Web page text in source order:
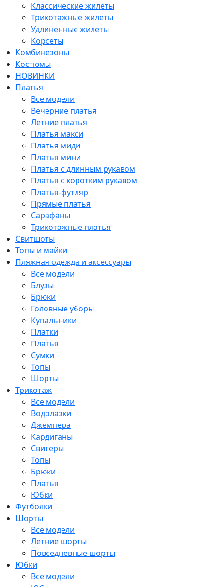
Классические жилеты
Трикотажные жилеты
Удлиненные жилеты
Корсеты
Комбинезоны
Костюмы
НОВИНКИ
Платья
Все модели
Вечерние платья
Летние платья
Платья макси
Платья миди
Платья мини
Платья с длинным рукавом
Платья с коротким рукавом
Платья-футляр
Прямые платья
Сарафаны
Трикотажные платья
Свитшоты
Топы и майки
Пляжная одежда и аксессуары
Все модели
Блузы
Брюки
Головные уборы
Купальники
Платки
Платья
Сумки
Топы
Шорты
Трикотаж
Все модели
Водолазки
Джемпера
Кардиганы
Свитеры
Топы
Брюки
Платья
Юбки
Футболки
Шорты
Все модели
Летние шорты
Повседневные шорты
Юбки
Все модели